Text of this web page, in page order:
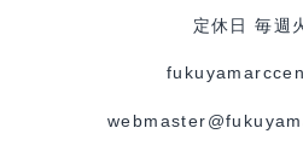
定休日 毎週